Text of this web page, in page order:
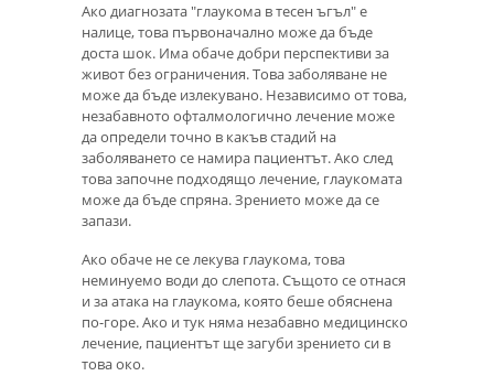
Ако диагнозата "глаукома в тесен ъгъл" е
налице, това първоначално може да бъде
доста шок. Има обаче добри перспективи за
живот без ограничения. Това заболяване не
може да бъде излекувано. Независимо от това,
незабавното офталмологично лечение може
да определи точно в какъв стадий на
заболяването се намира пациентът. Ако след
това започне подходящо лечение, глаукомата
може да бъде спряна. Зрението може да се
запази.
Ако обаче не се лекува глаукома, това
неминуемо води до слепота. Същото се отнася
и за атака на глаукома, която беше обяснена
по-горе. Ако и тук няма незабавно медицинско
лечение, пациентът ще загуби зрението си в
това око.